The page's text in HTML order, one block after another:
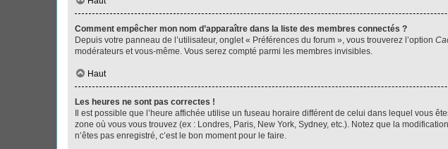
Comment empêcher mon nom d’apparaître dans la liste des membres connectés ?
Depuis votre panneau de l’utilisateur, onglet « Préférences du forum », vous trouverez l’option
modérateurs et vous-même. Vous serez compté parmi les membres invisibles.
Haut
Les heures ne sont pas correctes !
Il est possible que l’heure affichée utilise un fuseau horaire différent de celui dans lequel vous
zone où vous vous trouvez (ex : Londres, Paris, New York, Sydney, etc.). Notez que la
n’êtes pas enregistré, c’est le bon moment pour le faire.